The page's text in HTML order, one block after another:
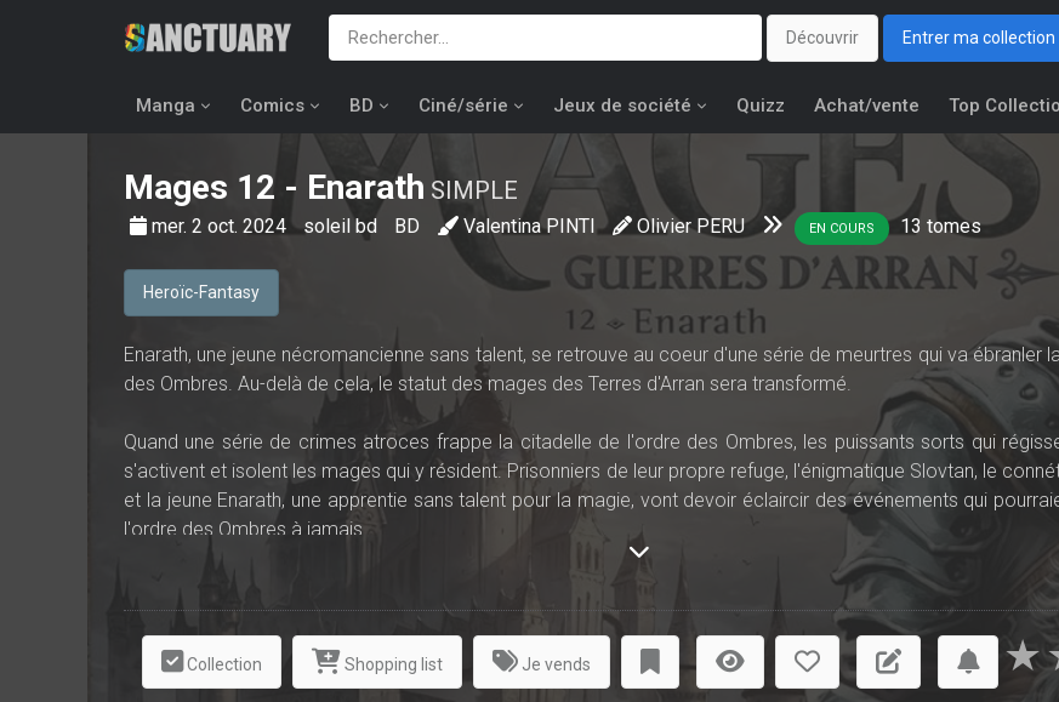
Découvrir Entrer ma collection
Manga Comics BD Ciné/série Jeux de société Quizz Achat/vente Top
Mages 12 - Enarath SIMPLE
mer. 2 oct. 2024 soleil bd BD Valentina PINTI Olivier PERU EN COURS 13 tomes
Heroïc-Fantasy
Enarath, une jeune nécromancienne sans talent, se retrouve au coeur d'une série de meurtres qui va ébranler
des Ombres. Au-delà de cela, le statut des mages des Terres d'Arran sera transformé.
Quand une série de crimes atroces frappe la citadelle de l'ordre des Ombres, les puissants sorts qui
s'activent et isolent les mages qui y résident. Prisonniers de leur propre refuge, l'énigmatique Slovtan, le
et la jeune Enarath, une apprentie sans talent pour la magie, vont devoir éclaircir des événements qui
l'ordre des Ombres à jamais.
Collection Shopping list Je vends ★